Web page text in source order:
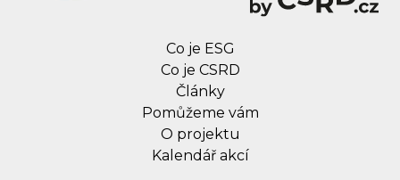
Co je ESG
Co je CSRD
Články
Pomůžeme vám
O projektu
Kalendář akcí